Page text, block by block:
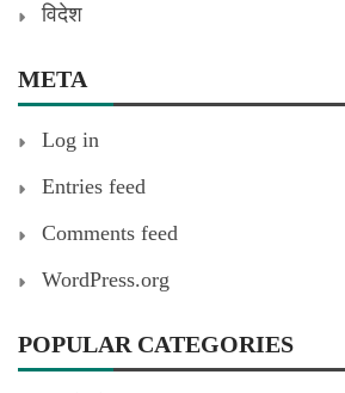
विदेश
META
Log in
Entries feed
Comments feed
WordPress.org
POPULAR CATEGORIES